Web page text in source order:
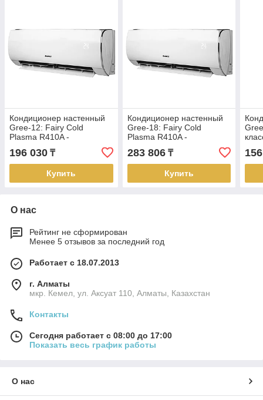
Кондиционер настенный
Gree-12: Fairy Cold
Plasma R410A -
GWH12ACBXB-K3NNA1B
196 030 ₸
Купить
Кондиционер настенный
Gree-18: Fairy Cold
Plasma R410A -
GWH18ACCXD-K3NNA1B
283 806₸
Купить
О нас
Рейтинг не сформирован
Менее 5 отзывов за последний год
Работает с 18.07.2013
г. Алматы
мкр. Кемел, ул. Аксуат 110, Алматы, Казахстан
Контакты
Сегодня работает с 08:00 до 17:00
Показать весь график работы
О нас